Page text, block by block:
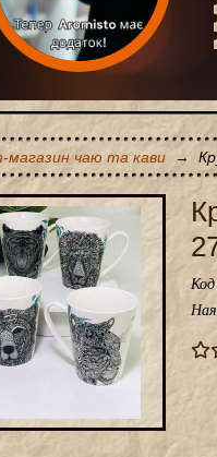
магазин чаю та кави →